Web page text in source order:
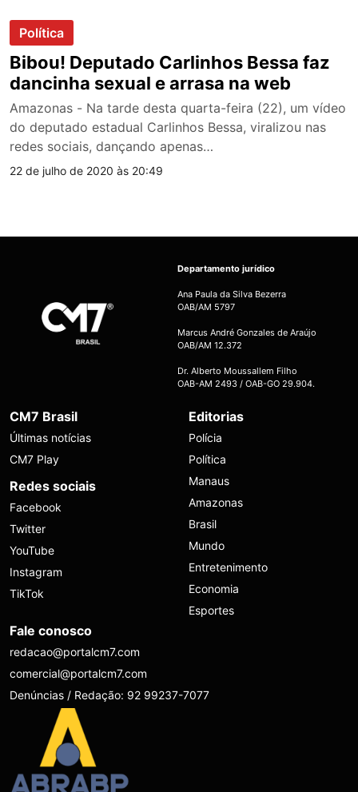
Política
Bibou! Deputado Carlinhos Bessa faz
dancinha sexual e arrasa na web
Amazonas - Na tarde desta quarta-feira (22), um vídeo
do deputado estadual Carlinhos Bessa, viralizou nas
redes sociais, dançando apenas…
22 de julho de 2020 às 20:49
Departamento jurídico
Ana Paula da Silva Bezerra
OAB/AM 5797
Marcus André Gonzales de Araújo
OAB/AM 12.372
Dr. Alberto Moussallem Filho
OAB-AM 2493 / OAB-GO 29.904.
CM7 Brasil
Últimas notícias
CM7 Play
Redes sociais
Facebook
Twitter
YouTube
Instagram
TikTok
Editorias
Polícia
Política
Manaus
Amazonas
Brasil
Mundo
Entretenimento
Economia
Esportes
Fale conosco
redacao@portalcm7.com
comercial@portalcm7.com
Denúncias / Redação: 92 99237-7077